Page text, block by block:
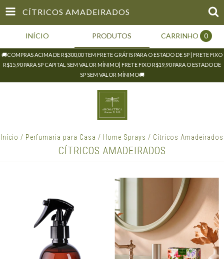
CÍTRICOS AMADEIRADOS
INÍCIO PRODUTOS CARRINHO 0
🚚COMPRAS ACIMA DE R$300,00 TEM FRETE GRÁTIS PARA O ESTADO DE SP | FRETE FIXO
R$15,90 PARA SP CAPITAL SEM VALOR MÍNIMO| FRETE FIXO R$19,90 PARA O ESTADO DE
SP SEM VALOR MÍNIMO🚚
Início / Perfumaria para Casa / Home Sprays / Cítricos Amadeirados
CÍTRICOS AMADEIRADOS